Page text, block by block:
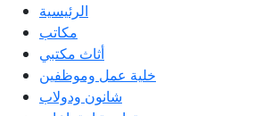
الرئيسية
مكاتب
أثاث مكتبي
خلية عمل وموظفين
شانون ودولاب